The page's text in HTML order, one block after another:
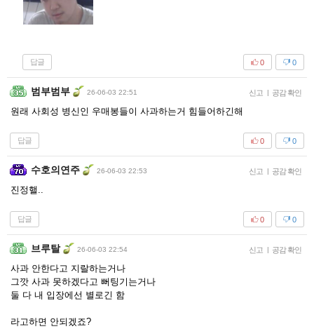
답글 0
0
범부범부 26-06-03 22:51 신고 | 공감 확인
원래 사회성 병신인 우매봉들이 사과하는거 힘들어하긴해
답글 0
0
수호의연주 26-06-03 22:53 신고 | 공감 확인
진정핼..
답글 0
0
브루탈 26-06-03 22:54 신고 | 공감 확인
사과 안한다고 지랄하는거나
그깟 사과 못하겠다고 뻐팅기는거나
둘 다 내 입장에선 별로긴 함
라고하면 안되겠죠?